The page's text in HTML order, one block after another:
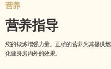
营养
营养指导
您的锻炼增强力量。正确的营养为其提供
化健身房内外的效果。